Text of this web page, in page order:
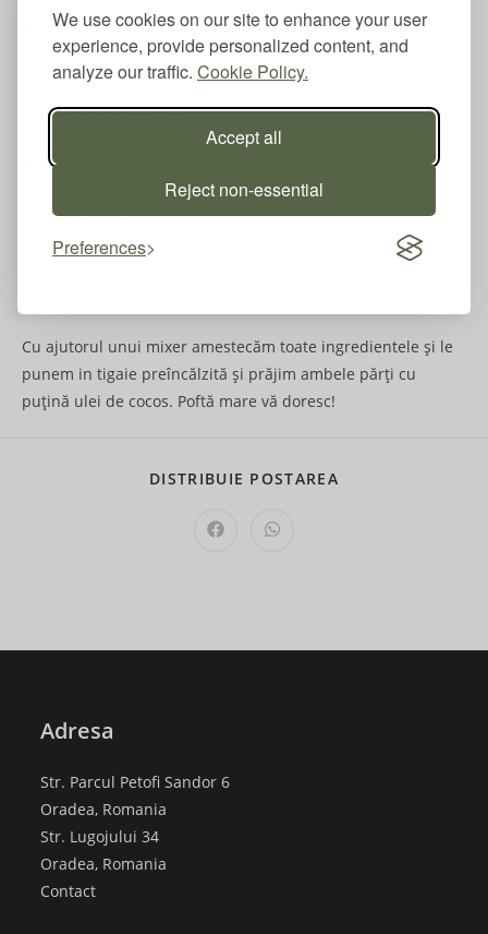
We use cookies on our site to enhance your user
experience, provide personalized content, and
analyze our traffic. Cookie Policy.
Accept all
Reject non-essential
Preferences
40 g iaurt grecesc
80 g lapte vegetal
½ linguriță extract de vanilie
140 g făină de ovăz
1 ou
1 linguriță de bicarbonat de sodiu
puțină sare
ulei de cocos
Cu ajutorul unui mixer amestecăm toate ingredientele și le
punem in tigaie preîncălzită și prăjim ambele părți cu
puțină ulei de cocos. Poftă mare vă doresc!
DISTRIBUIE POSTAREASHARE
Opens
Opens
Adresa
Str. Parcul Petofi Sandor 6
Oradea, Romania
Str. Lugojului 34
Oradea, Romania
Contact